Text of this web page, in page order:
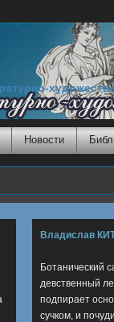
Новости
Владислав
Ботанический
девственный
подпирает
сучком, и